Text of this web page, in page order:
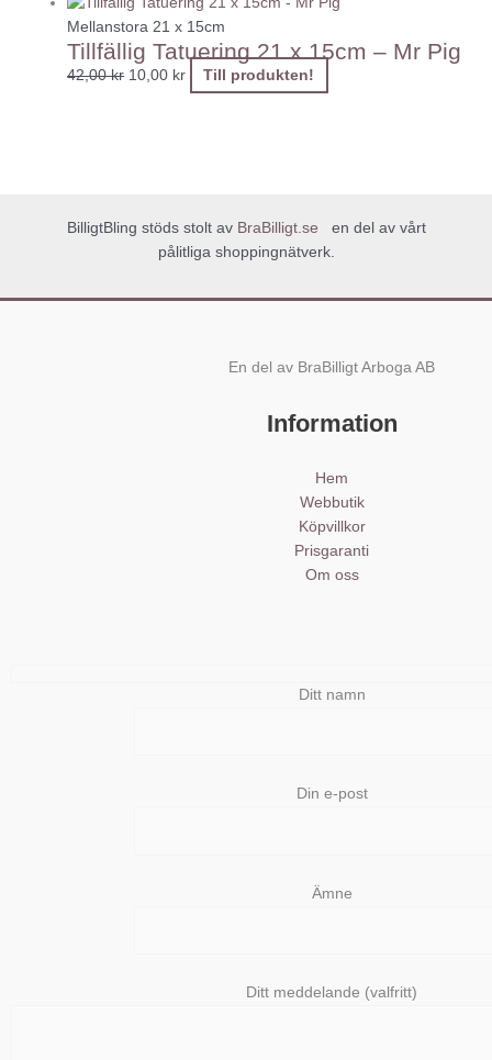
Mellanstora 21 x 15cm
Tillfällig Tatuering 21 x 15cm – Mr Pig
42,00kr 10,00 kr Till produkten!
BilligtBling stöds stolt av BraBilligt.se
en del av vårt
pålitliga shoppingnätverk.
En del av BraBilligt Arboga AB
Information
Hem
Webbutik
Köpvillkor
Prisgaranti
Om oss
Ditt namn
Din e-post
Ämne
Ditt meddelande (valfritt)